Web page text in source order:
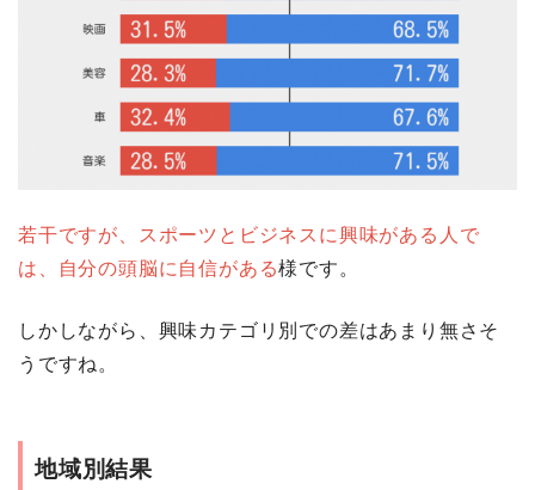
若干ですが、スポーツとビジネスに興味がある人で
は、自分の頭脳に自信がある様です。
しかしながら、興味カテゴリ別での差はあまり無さそ
うですね。
地域別結果